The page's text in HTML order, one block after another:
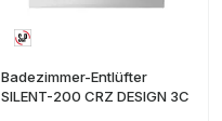
Badezimmer-Entlüfter
SILENT-200 CRZ DESIGN 3C